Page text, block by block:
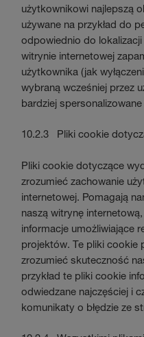
użytkownikowi najlepszą
używane na przykład do
odpowiednio do
witrynie internetowej
użytkownika (jak
wybraną wcześniej przez
bardziej
10.2.3 Pliki cookie
Pliki cookie dotyczące
zrozumieć zachowanie
internetowej. Pomagają
naszą witrynę
informacje umożliwiające
projektów. Te pliki cookie
zrozumieć skuteczność
przykład te pliki cookie
odwiedzane najczęściej i
komunikaty o błędzie ze